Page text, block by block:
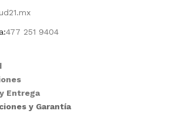
477 251 9404
Entrega
y Garantía